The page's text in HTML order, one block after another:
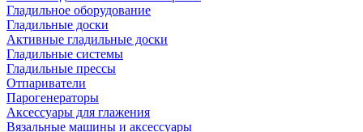
Гладильное оборудование
Гладильные доски
Активные гладильные доски
Гладильные системы
Гладильные прессы
Отпариватели
Парогенераторы
Аксессуары для глажения
Вязальные машины и аксессуары